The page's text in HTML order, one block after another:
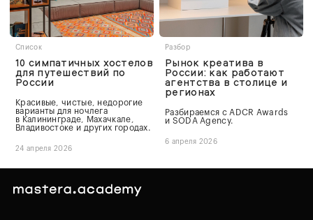
Список
10 симпатичных хостелов
для путешествий по
России
Красивые, чистые, недорогие
варианты для ночлега
в Калининграде, Махачкале,
Владивостоке и других городах.
24 апреля 2026
Разбор
Рынок креатива в
России: как работают
агентства в столице и
регионах
Разбираемся с ADCR Awards
и SODA Agency.
6 апреля 2026